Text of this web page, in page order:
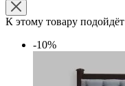
К этому товару подойдёт
-10%